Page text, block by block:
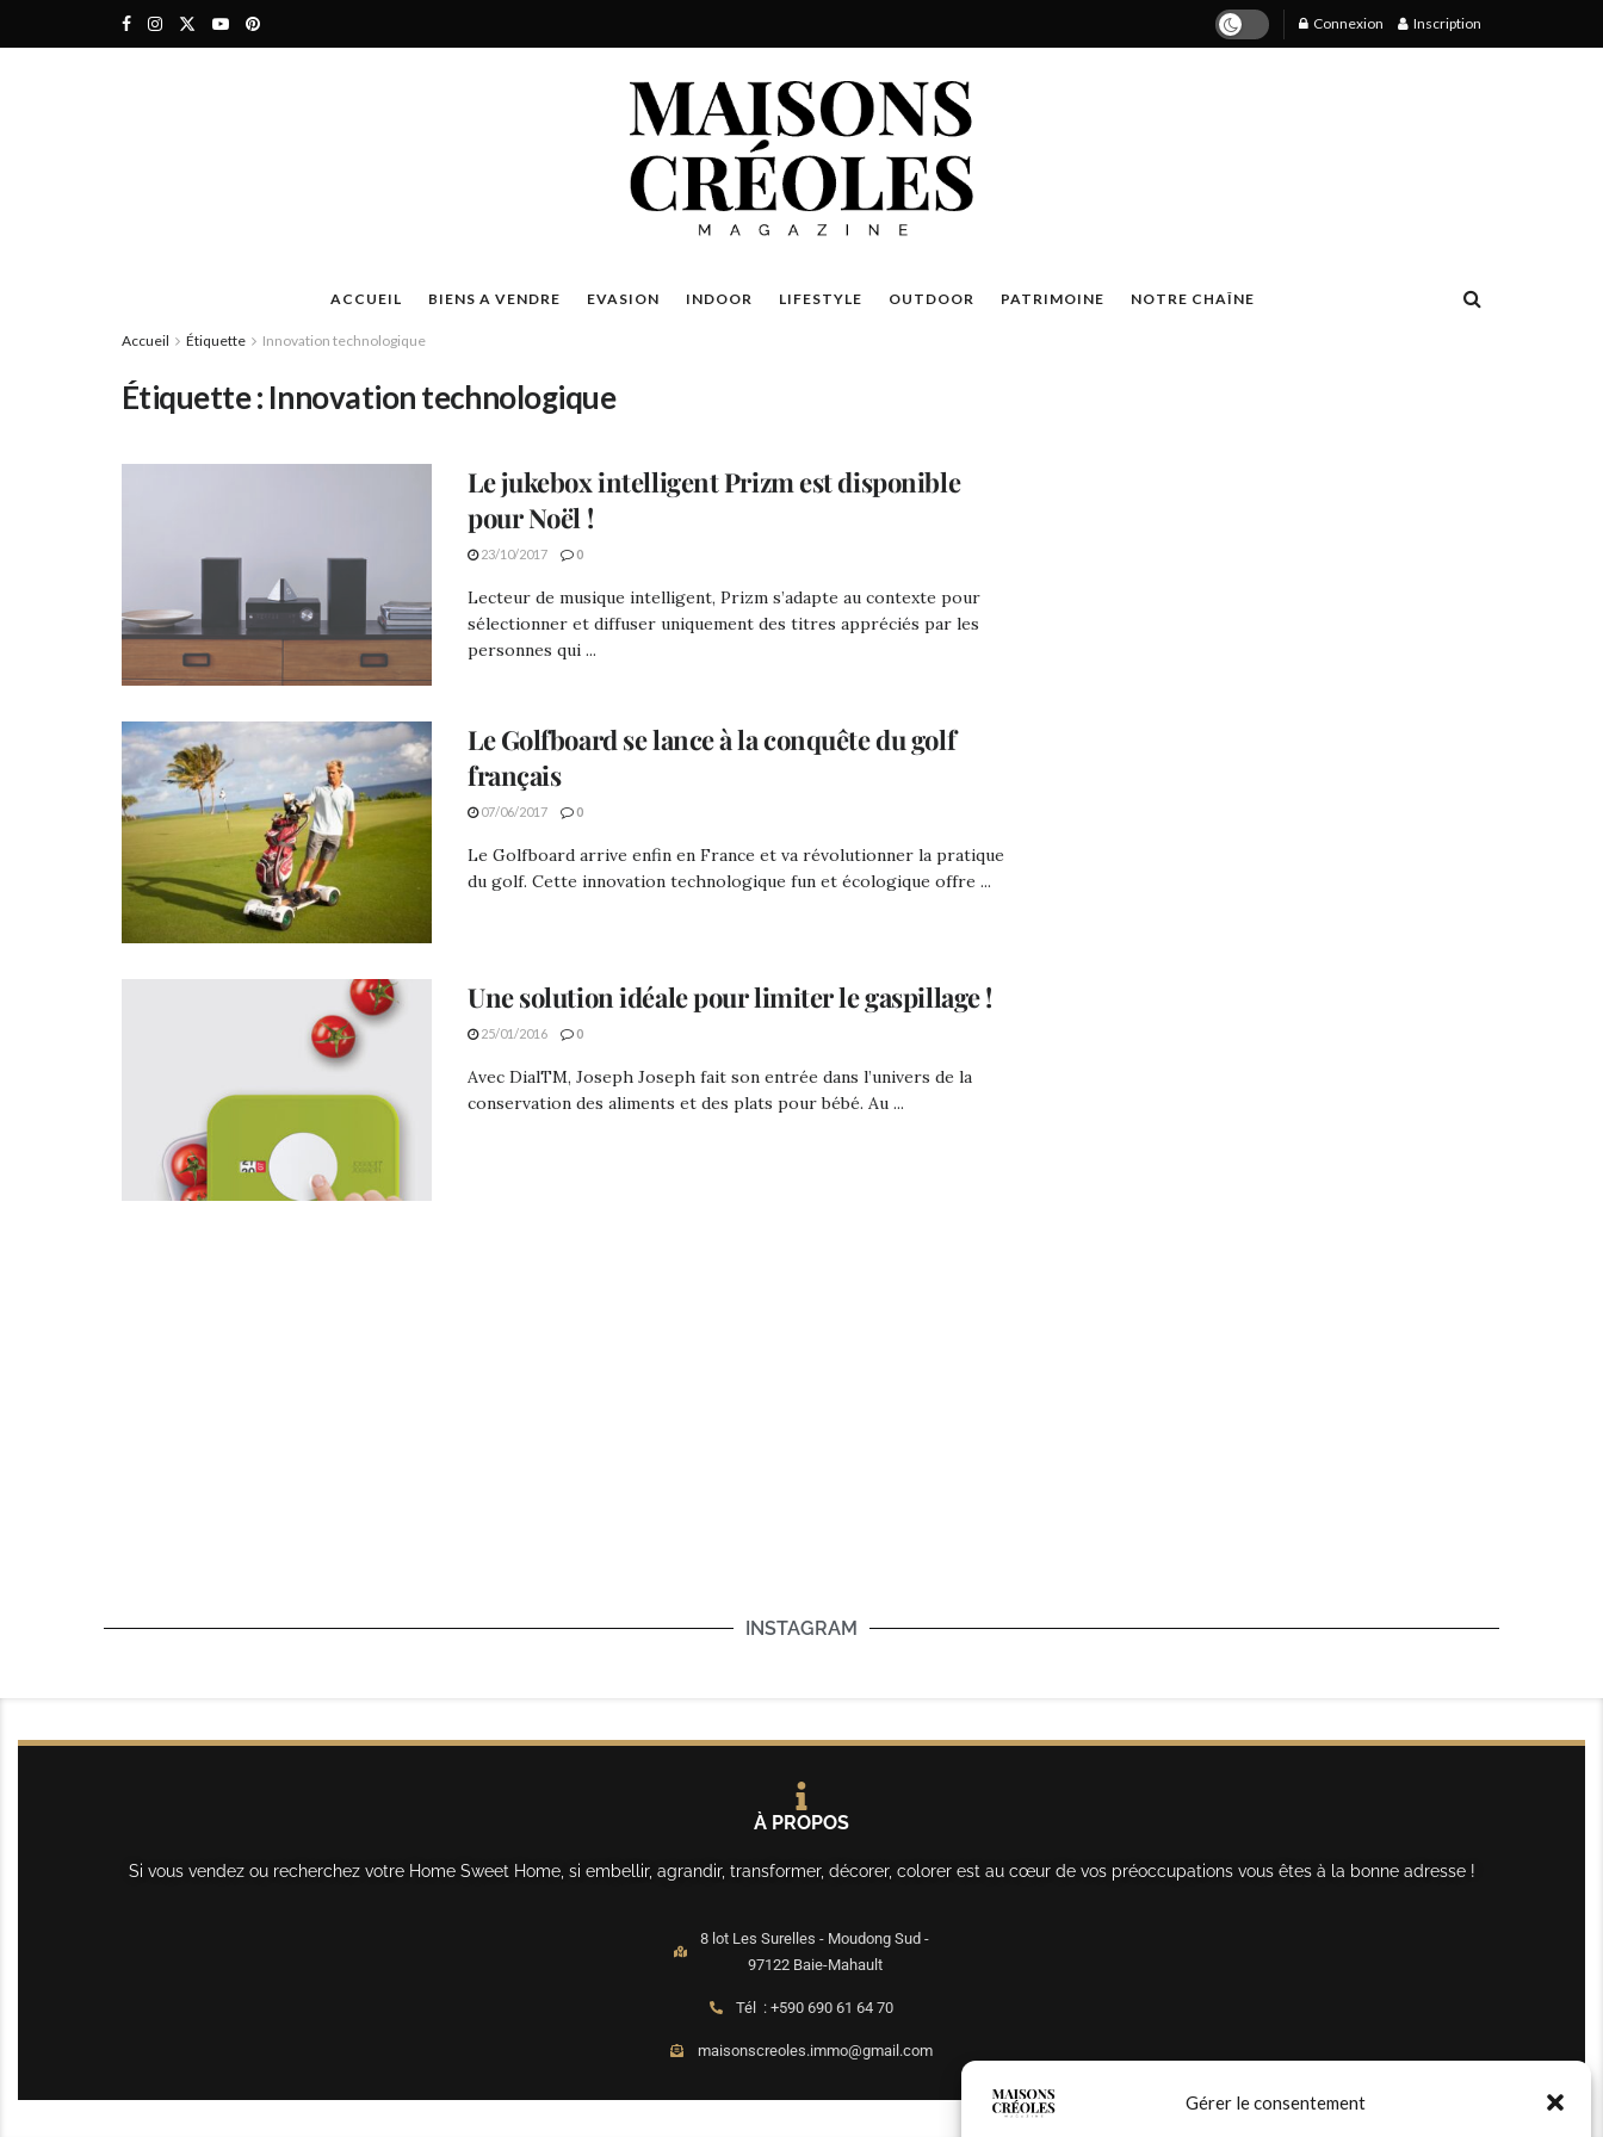
Gérer le consentement
Connexion Inscription
ACCUEIL BIENS A VENDRE EVASION INDOOR LIFESTYLE OUTDOOR PATRIMOINE NOTRE CHAÎNE
Accueil Étiquette Innovation technologique
Étiquette : Innovation technologique
Le jukebox intelligent Prizm est disponible
pour Noël !
23/10/2017 0
Lecteur de musique intelligent, Prizm s’adapte au contexte pour
sélectionner et diffuser uniquement des titres appréciés par les
personnes qui ...
Le Golfboard se lance à la conquête du golf
français
07/06/2017 0
Le Golfboard arrive enfin en France et va révolutionner la pratique
du golf. Cette innovation technologique fun et écologique offre ...
Une solution idéale pour limiter le gaspillage !
25/01/2016 0
Avec DialTM, Joseph Joseph fait son entrée dans l’univers de la
conservation des aliments et des plats pour bébé. Au ...
INSTAGRAM
À PROPOS
Si vous vendez ou recherchez votre Home Sweet Home, si embellir, agrandir, transformer, décorer, colorer est au cœur de vos préoccupations vous êtes à la bonne adresse !
8 lot Les Surelles - Moudong Sud -
97122 Baie-Mahault
Tél : +590 690 61 64 70
maisonscreoles.immo@gmail.com